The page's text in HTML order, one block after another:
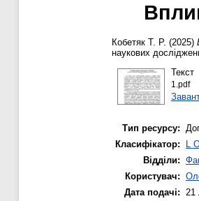
Кобетяк Т. Р. (2025)
наукових
Текст
1.pdf
Тип ресурсу:
Класифікатор:
L
Відділи:
Користувач:
Дата подачі: 21